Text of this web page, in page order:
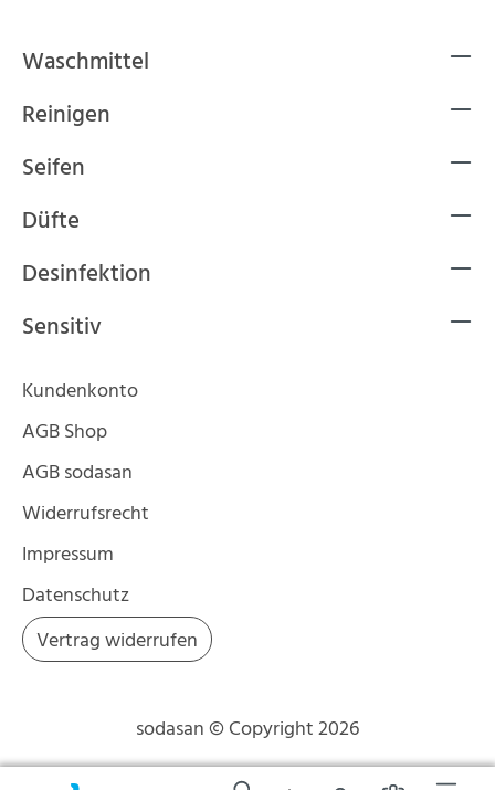
Waschmittel
Reinigen
Seifen
Düfte
Desinfektion
Sensitiv
Kundenkonto
AGB Shop
AGB sodasan
Widerrufsrecht
Impressum
Datenschutz
Vertrag widerrufen
sodasan © Copyright 2026